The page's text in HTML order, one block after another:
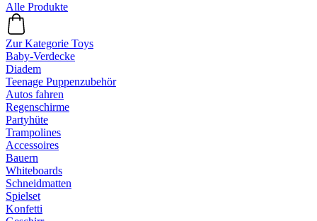
Alle Produkte
Zur Kategorie Toys
Baby-Verdecke
Diadem
Teenage Puppenzubehör
Autos fahren
Regenschirme
Partyhüte
Trampolines
Accessoires
Bauern
Whiteboards
Schneidmatten
Spielset
Konfetti